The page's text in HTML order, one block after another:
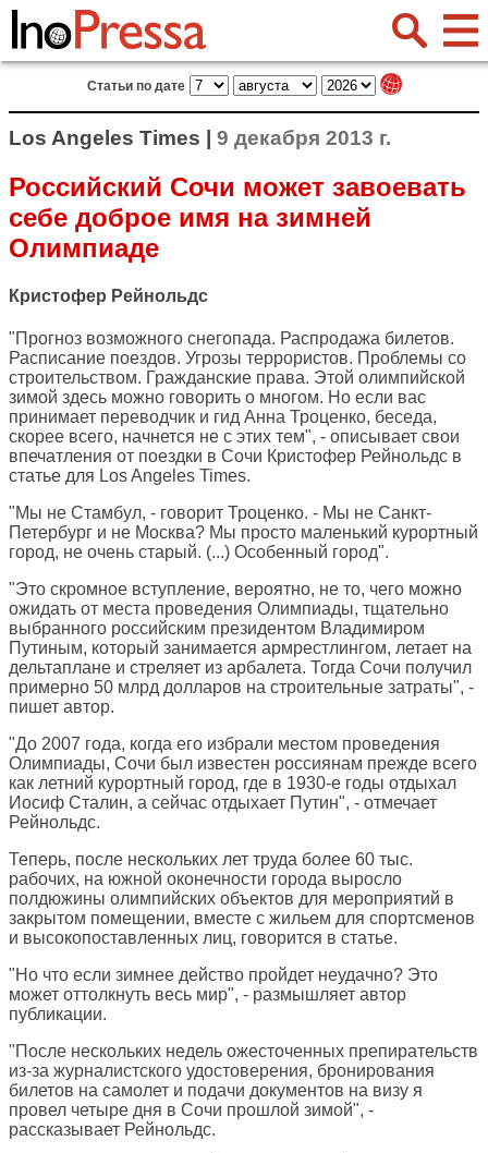
Статьи по дате
Los Angeles Times | 9 декабря 2013 г.
Российский Сочи может завоевать
себе доброе имя на зимней
Олимпиаде
Кристофер Рейнольдс
"Прогноз возможного снегопада. Распродажа билетов.
Расписание поездов. Угрозы террористов. Проблемы со
строительством. Гражданские права. Этой олимпийской
зимой здесь можно говорить о многом. Но если вас
принимает переводчик и гид Анна Троценко, беседа,
скорее всего, начнется не с этих тем", - описывает свои
впечатления от поездки в Сочи Кристофер Рейнольдс в
статье для Los Angeles Times.
"Мы не Стамбул, - говорит Троценко. - Мы не Санкт-
Петербург и не Москва? Мы просто маленький курортный
город, не очень старый. (...) Особенный город".
"Это скромное вступление, вероятно, не то, чего можно
ожидать от места проведения Олимпиады, тщательно
выбранного российским президентом Владимиром
Путиным, который занимается армрестлингом, летает на
дельтаплане и стреляет из арбалета. Тогда Сочи получил
примерно 50 млрд долларов на строительные затраты", -
пишет автор.
"До 2007 года, когда его избрали местом проведения
Олимпиады, Сочи был известен россиянам прежде всего
как летний курортный город, где в 1930-е годы отдыхал
Иосиф Сталин, а сейчас отдыхает Путин", - отмечает
Рейнольдс.
Теперь, после нескольких лет труда более 60 тыс.
рабочих, на южной оконечности города выросло
полдюжины олимпийских объектов для мероприятий в
закрытом помещении, вместе с жильем для спортсменов
и высокопоставленных лиц, говорится в статье.
"Но что если зимнее действо пройдет неудачно? Это
может оттолкнуть весь мир", - размышляет автор
публикации.
"После нескольких недель ожесточенных препирательств
из-за журналистского удостоверения, бронирования
билетов на самолет и подачи документов на визу я
провел четыре дня в Сочи прошлой зимой", -
рассказывает Рейнольдс.